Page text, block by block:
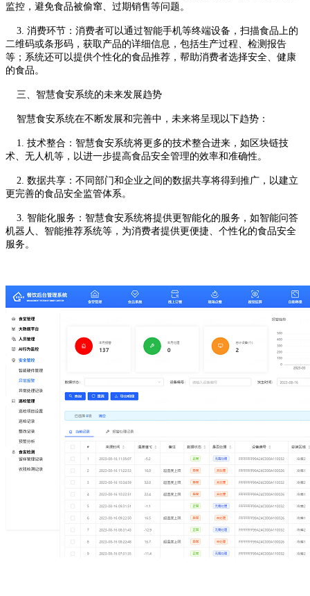
监控，避免食品被偷窜、过期销售等问题。
3. 消费环节：消费者可以通过智能手机等终端设备，扫描食品上的
二维码或条形码，获取产品的详细信息，包括生产过程、检测报告
等；系统还可以提供个性化的食品推荐，帮助消费者选择安全、健康
的食品。
三、智慧食安系统的未来发展趋势
智慧食安系统在不断发展和完善中，未来将呈现以下趋势：
1. 技术整合：智慧食安系统将更多的技术整合进来，如区块链技
术、无人机等，以进一步提高食品安全管理的效率和准确性。
2. 数据共享：不同部门和企业之间的数据共享将得到推广，以建立
更完善的食品安全监管体系。
3. 智能化服务：智慧食安系统将提供更智能化的服务，如智能问答
机器人、智能推荐系统等，为消费者提供更便捷、个性化的食品安全
服务。